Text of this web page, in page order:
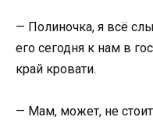
— Полиночка, я всё
его сегодня к нам в
край кровати.
— Мам, может, не